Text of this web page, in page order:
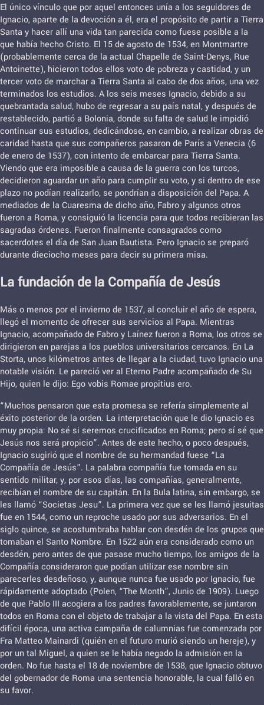
El único vínculo que por aquel entonces unía a los seguidores de
Ignacio, aparte de la devoción a él, era el propósito de partir a Tierra
Santa y hacer allí una vida tan parecida como fuese posible a la
que había hecho Cristo. El 15 de agosto de 1534, en Montmartre
(probablemente cerca de la actual Chapelle de Saint-Denys, Rue
Antoinette), hicieron todos ellos voto de pobreza y castidad, y un
tercer voto de marchar a Tierra Santa al cabo de dos años, una vez
terminados los estudios. A los seis meses Ignacio, debido a su
quebrantada salud, hubo de regresar a su país natal, y después de
restablecido, partió a Bolonia, donde su falta de salud le impidió
continuar sus estudios, dedicándose, en cambio, a realizar obras de
caridad hasta que sus compañeros pasaron de París a Venecia (6
de enero de 1537), con intento de embarcar para Tierra Santa.
Viendo que era imposible a causa de la guerra con los turcos,
decidieron aguardar un año para cumplir su voto, y si dentro de ese
plazo no podían realizarlo, se pondrían a disposición del Papa. A
mediados de la Cuaresma de dicho año, Fabro y algunos otros
fueron a Roma, y consiguió la licencia para que todos recibieran las
sagradas órdenes. Fueron finalmente consagrados como
sacerdotes el día de San Juan Bautista. Pero Ignacio se preparó
durante dieciocho meses para decir su primera misa.
La fundación de la Compañía de Jesús
Más o menos por el invierno de 1537, al concluir el año de espera,
llegó el momento de ofrecer sus servicios al Papa. Mientras
Ignacio, acompañado de Fabro y Laínez fueron a Roma, los otros se
dirigieron en parejas a los pueblos universitarios cercanos. En La
Storta, unos kilómetros antes de llegar a la ciudad, tuvo Ignacio una
notable visión. Le pareció ver al Eterno Padre acompañado de Su
Hijo, quien le dijo: Ego vobis Romae propitius ero.
“Muchos pensaron que esta promesa se refería simplemente al
éxito posterior de la orden. La interpretación que le dio Ignacio es
muy propia: No sé si seremos crucificados en Roma; pero sí sé que
Jesús nos será propicio”. Antes de este hecho, o poco después,
Ignacio sugirió que el nombre de su hermandad fuese “La
Compañía de Jesús”. La palabra compañía fue tomada en su
sentido militar, y, por esos días, las compañías, generalmente,
recibían el nombre de su capitán. En la Bula latina, sin embargo, se
les llamó “Societas Jesu”. La primera vez que se les llamó jesuitas
fue en 1544, como un reproche usado por sus adversarios. En el
siglo quince, se acostumbraba hablar con desdén de los grupos que
tomaban el Santo Nombre. En 1522 aún era considerado como un
desdén, pero antes de que pasase mucho tiempo, los amigos de la
Compañía consideraron que podían utilizar ese nombre sin
parecerles desdeñoso, y, aunque nunca fue usado por Ignacio, fue
rápidamente adoptado (Polen, “The Month”, Junio de 1909). Luego
de que Pablo III acogiera a los padres favorablemente, se juntaron
todos en Roma con el objeto de trabajar a la vista del Papa. En esta
difícil época, una activa campaña de calumnias fue comenzada por
Fra Matteo Mainardi (quién en el futuro murió siendo un hereje), y
por un tal Miguel, a quien se le había negado la admisión en la
orden. No fue hasta el 18 de noviembre de 1538, que Ignacio obtuvo
del gobernador de Roma una sentencia honorable, la cual falló en
su favor.